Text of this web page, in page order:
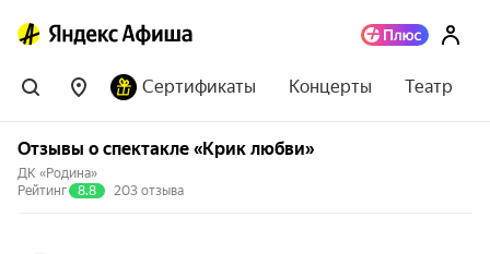
Сертификаты Концерты Театр
Отзывы о спектакле «Крик любви»
ДК «Родина»
Рейтинг
8.8 203 отзыва